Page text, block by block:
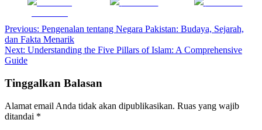
Navigasi
pos
Previous: Pengenalan tentang Negara Pakistan: Budaya, Sejarah,
dan Fakta Menarik
Next: Understanding the Five Pillars of Islam: A Comprehensive
Guide
Tinggalkan Balasan
Alamat email Anda tidak akan dipublikasikan. Ruas yang wajib
ditandai *